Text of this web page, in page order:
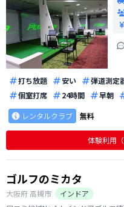
打ち放題 安い 弾道測定
個室打席
24時間 早朝
レンタルクラブ
無料
体験利用
ゴルフのミカタ
大阪府 高槻市
インドア